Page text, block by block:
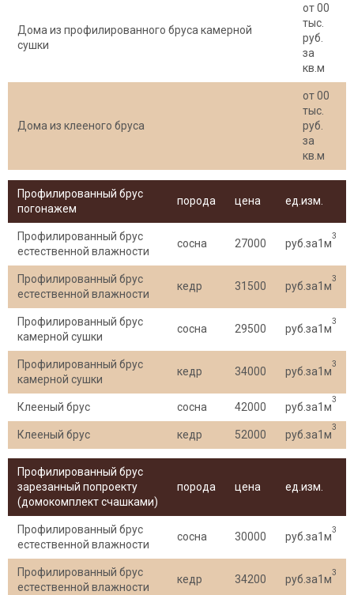
Дома из профилированного бруса камерной
сушки
от 00
тыс.
руб.
за
кв.м
Дома из клееного бруса
от 00
тыс.
руб.
за
кв.м
Профилированный брус
погонажем
порода цена ед.изм.
Профилированный брус
естественной влажности
сосна 27000 руб.за1м
3
Профилированный брус
естественной влажности
кедр 31500 руб.за1м
3
Профилированный брус
камерной сушки
сосна 29500 руб.за1м
3
Профилированный брус
камерной сушки
кедр 34000 руб.за1м
3
Клееный брус сосна 42000 руб.за1м
3
Клееный брус кедр 52000 руб.за1м
3
Профилированный брус
зарезанный попроекту
(домокомплект счашками)
порода цена ед.изм.
Профилированный брус
естественной влажности
сосна 30000 руб.за1м
3
Профилированный брус
естественной влажности
кедр 34200 руб.за1м
3